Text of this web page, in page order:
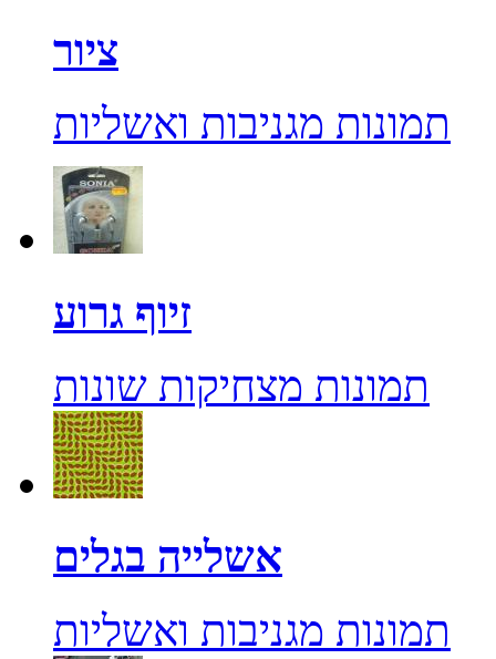
ציור
תמונות מגניבות ואשליות
זיוף גרוע
תמונות מצחיקות שונות
אשלייה בגלים
תמונות מגניבות ואשליות